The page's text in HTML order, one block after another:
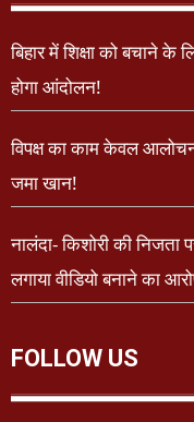
बिहार में शिक्षा को बचाने
होगा आंदोलन!
विपक्ष का काम केवल
जमा खान!
नालंदा- किशोरी की निजता
लगाया वीडियो बनाने का
FOLLOW US